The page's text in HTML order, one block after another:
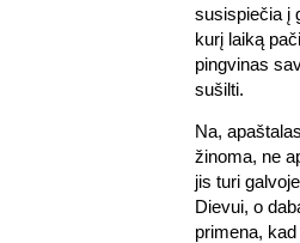
susispiečia į
kurį laiką
pingvinas
sušilti.
Na,
žinoma, ne
jis turi
Dievui, o
primena,